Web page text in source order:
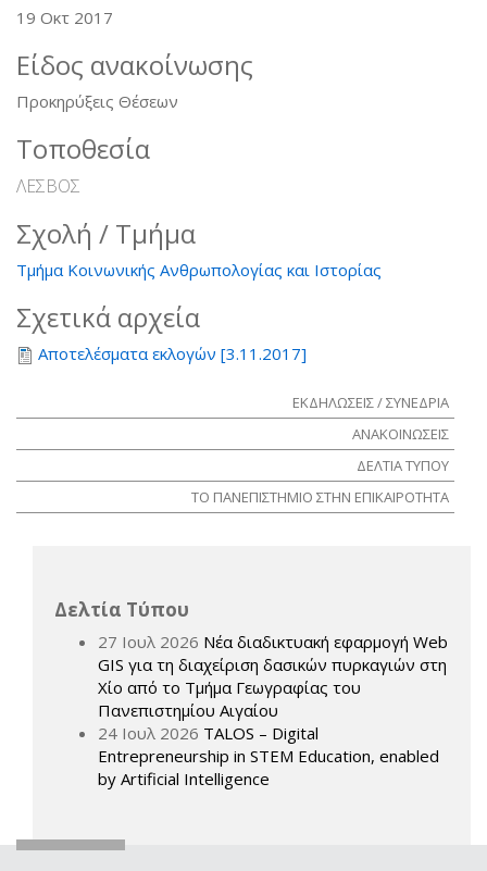
19 Οκτ 2017
Είδος ανακοίνωσης
Προκηρύξεις Θέσεων
Τοποθεσία
ΛΕΣΒΟΣ
Σχολή / Τμήμα
Τμήμα Κοινωνικής Ανθρωπολογίας και Ιστορίας
Σχετικά αρχεία
Αποτελέσματα εκλογών [3.11.2017]
ΕΚΔΗΛΩΣΕΙΣ / ΣΥΝΕΔΡΙΑ
ΑΝΑΚΟΙΝΩΣΕΙΣ
ΔΕΛΤΙΑ ΤΥΠΟΥ
ΤΟ ΠΑΝΕΠΙΣΤΗΜΙΟ ΣΤΗΝ ΕΠΙΚΑΙΡΟΤΗΤΑ
Δελτία Τύπου
27 Ιουλ 2026 Νέα διαδικτυακή εφαρμογή Web
GIS για τη διαχείριση δασικών πυρκαγιών στη
Χίο από το Τμήμα Γεωγραφίας του
Πανεπιστημίου Αιγαίου
24 Ιουλ 2026 TALOS – Digital
Entrepreneurship in STEM Education, enabled
by Artificial Intelligence